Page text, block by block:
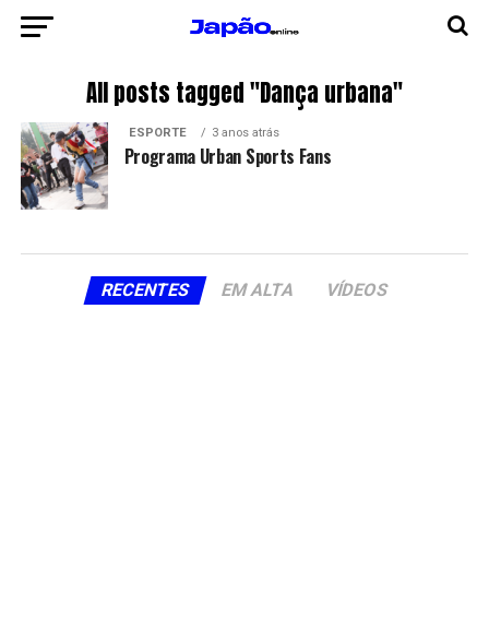
All posts tagged "Dança urbana"
ESPORTE 3 anos atrás
Programa Urban Sports Fans
RECENTES EM ALTA VÍDEOS